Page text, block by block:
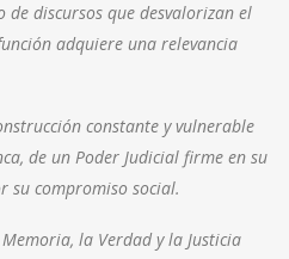
discursos que desvalorizan el
adquiere una relevancia
constante y vulnerable
de un Poder Judicial firme en su
su compromiso social.
la Verdad y la Justicia